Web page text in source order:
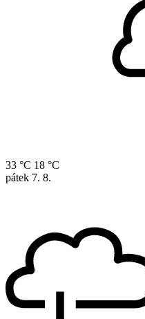
33 °C 18 °C
pátek 7. 8.